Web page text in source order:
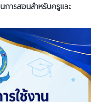
ารสอนสำหรับครูและ